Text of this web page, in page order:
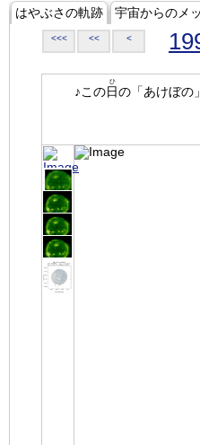
はやぶさの軌跡 宇宙からのメ
<<< << <
♪この日
ひ
の「あけぼの」